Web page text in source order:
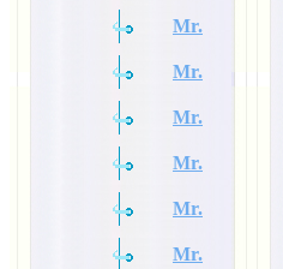
Mr.
Mr.
Mr.
Mr.
Mr.
Mr.